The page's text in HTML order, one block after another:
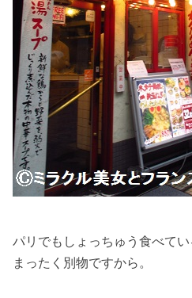
パリでもしょっちゅう食べて
まったく別物ですから。